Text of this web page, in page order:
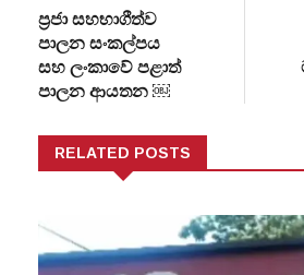
ප්‍රජා සහභාගීත්ව
පාලන සංකල්පය
සහ ලංකාවේ පළාත්
පාලන ආයතන ￼
RELATED POSTS